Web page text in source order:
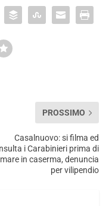
PROSSIMO
Casalnuovo: si filma ed
i Carabinieri prima di
in caserma, denuncia
per vilipendio